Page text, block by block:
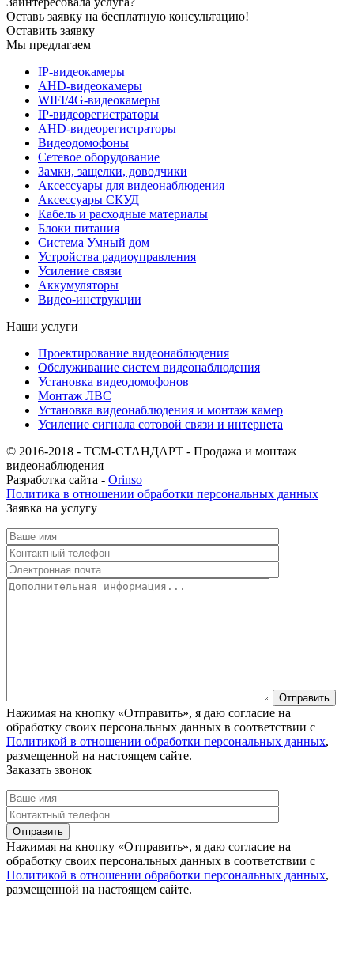
Оставь заявку на бесплатную консультацию!
Оставить заявку
Мы предлагаем
IP-видеокамеры
AHD-видеокамеры
WIFI/4G-видеокамеры
IP-видеорегистраторы
AHD-видеорегистраторы
Видеодомофоны
Сетевое оборудование
Замки, защелки, доводчики
Аксессуары для видеонаблюдения
Аксессуары СКУД
Кабель и расходные материалы
Блоки питания
Система Умный дом
Устройства радиоуправления
Усиление связи
Аккумуляторы
Видео-инструкции
Наши услуги
Проектирование видеонаблюдения
Обслуживание систем видеонаблюдения
Установка видеодомофонов
Монтаж ЛВС
Установка видеонаблюдения и монтаж камер
Усиление сигнала сотовой связи и интернета
© 2016-2018 - ТСМ-СТАНДАРТ - Продажа и монтаж
видеонаблюдения
Разработка сайта - Orinso
Политика в отношении обработки персональных данных
Заявка на услугу
Нажимая на кнопку «Отправить», я даю согласие на
обработку своих персональных данных в соответствии с
Политикой в отношении обработки персональных данных,
размещенной на настоящем сайте.
Заказать звонок
Нажимая на кнопку «Отправить», я даю согласие на
обработку своих персональных данных в соответствии с
Политикой в отношении обработки персональных данных,
размещенной на настоящем сайте.